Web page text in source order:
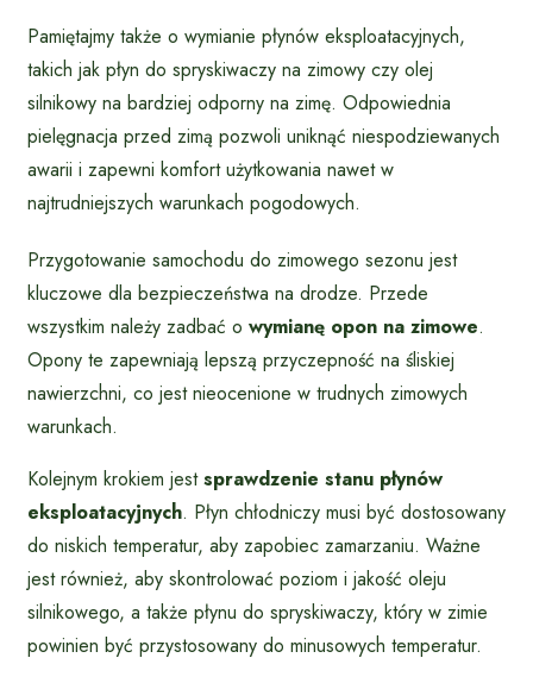
Pamiętajmy także o wymianie płynów eksploatacyjnych,
takich jak płyn do spryskiwaczy na zimowy czy olej
silnikowy na bardziej odporny na zimę. Odpowiednia
pielęgnacja przed zimą pozwoli uniknąć niespodziewanych
awarii i zapewni komfort użytkowania nawet w
najtrudniejszych warunkach pogodowych.
Przygotowanie samochodu do zimowego sezonu jest
kluczowe dla bezpieczeństwa na drodze. Przede
wszystkim należy zadbać o wymianę opon na zimowe.
Opony te zapewniają lepszą przyczepność na śliskiej
nawierzchni, co jest nieocenione w trudnych zimowych
warunkach.
Kolejnym krokiem jestsprawdzenie stanu płynów
eksploatacyjnych. Płyn chłodniczy musi być dostosowany
do niskich temperatur, aby zapobiec zamarzaniu. Ważne
jest również, aby skontrolować poziom i jakość oleju
silnikowego, a także płynu do spryskiwaczy, który w zimie
powinien być przystosowany do minusowych temperatur.